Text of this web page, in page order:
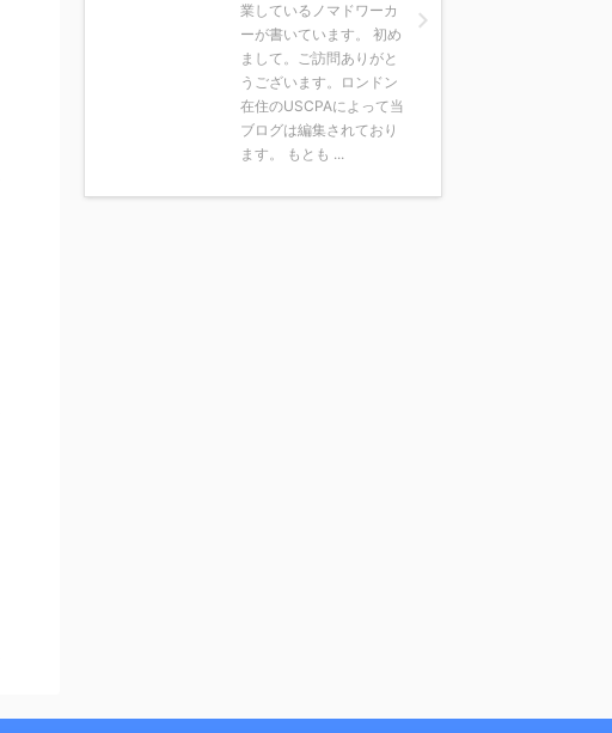
業しているノマドワーカ
ーが書いています。 初め
まして。ご訪問ありがと
うございます。ロンドン
在住のUSCPAによって当
ブログは編集されており
ます。 もとも ...